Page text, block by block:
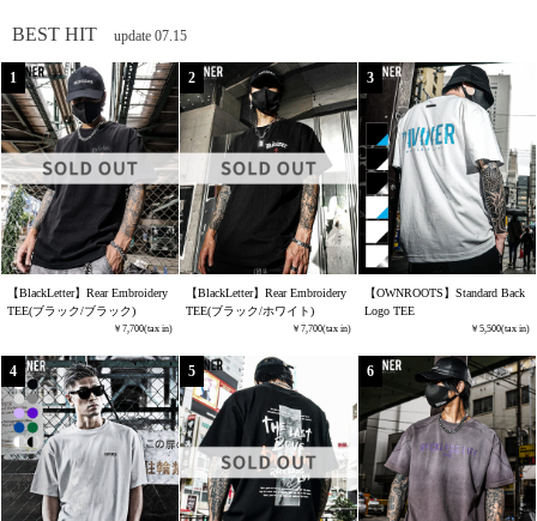
BEST HIT update 07.15
【BlackLetter】Rear Embroidery
TEE(ブラック/ブラック)
7,700
【BlackLetter】Rear Embroidery
TEE(ブラック/ホワイト)
7,700
【OWNROOTS】Standard Back
Logo TEE
5,500